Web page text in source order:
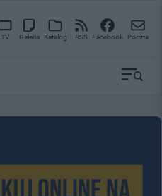
TV Galeria Katalog RSS Facebook Poczta